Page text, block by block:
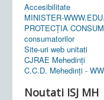
Accesibilitate
MINISTER-
PROTECȚIA
consumatorilor
Site-uri web unitati
CJRAE Mehedinți
C.C.D. Mehedinţi -
Noutati ISJ MH